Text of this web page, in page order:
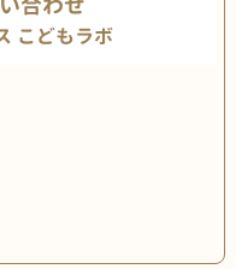
こどもラボ